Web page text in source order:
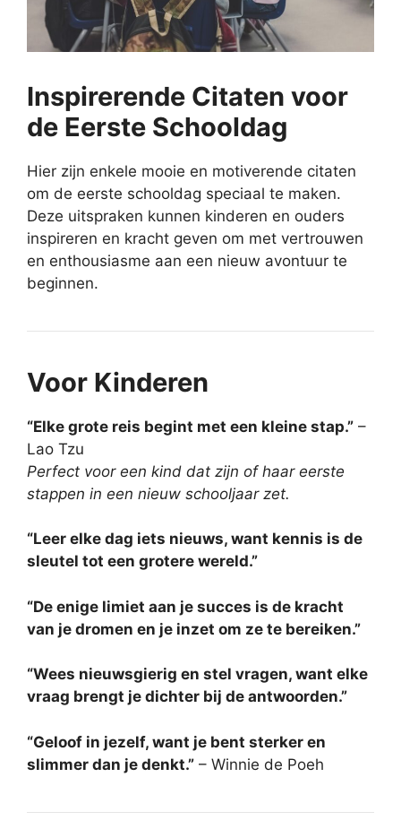
Inspirerende Citaten voor
de Eerste Schooldag
Hier zijn enkele mooie en motiverende citaten
om de eerste schooldag speciaal te maken.
Deze uitspraken kunnen kinderen en ouders
inspireren en kracht geven om met vertrouwen
en enthousiasme aan een nieuw avontuur te
beginnen.
Voor Kinderen
“Elke grote reis begint met een kleine stap.” –
Lao Tzu
Perfect voor een kind dat zijn of haar eerste
stappen in een nieuw schooljaar zet.
“Leer elke dag iets nieuws, want kennis is de
sleutel tot een grotere wereld.”
“De enige limiet aan je succes is de kracht
van je dromen en je inzet om ze te bereiken.”
“Wees nieuwsgierig en stel vragen, want elke
vraag brengt je dichter bij de antwoorden.”
“Geloof in jezelf, want je bent sterker en
slimmer dan je denkt.” – Winnie de Poeh